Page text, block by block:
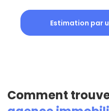
Estimation par
Comment